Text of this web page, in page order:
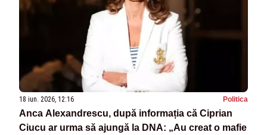
18 iun. 2026, 12:16 Politica
Anca Alexandrescu, după informația că Ciprian
Ciucu ar urma să ajungă la DNA: „Au creat o mafie